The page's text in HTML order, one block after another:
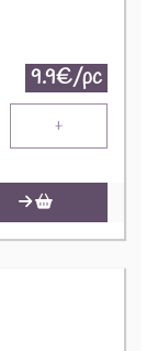
9.9€/pc
+